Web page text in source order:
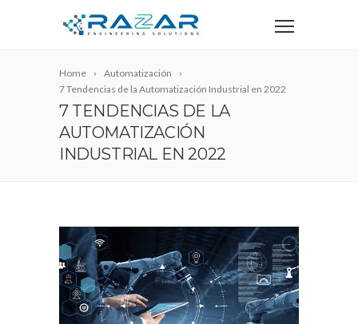
Home
Automatización
7 Tendencias de la Automatización Industrial en 2022
7 TENDENCIAS DE LA
AUTOMATIZACIÓN
INDUSTRIAL EN 2022